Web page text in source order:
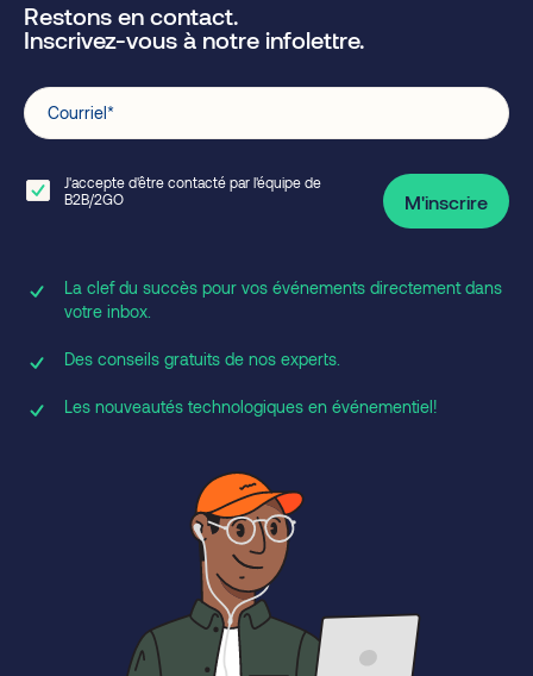
Restons en contact.
Inscrivez-vous à notre infolettre.
Courriel*
J'accepte d'être contacté par l'équipe de
B2B/2GO
M'inscrire
La clef du succès pour vos événements directement dans
votre inbox.
Des conseils gratuits de nos experts.
Les nouveautés technologiques en événementiel!